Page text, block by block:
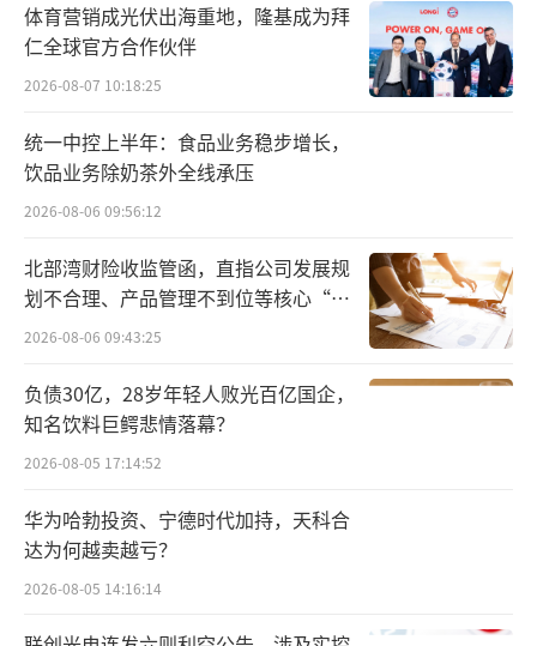
的“高端”调性被中国消费者熟知，戴森一度
成为中产的标志。
破百亿，到了2019年，中国市场已成为戴森最
大的市场。
不得不承认的是，彼时戴森的高溢价有技
术壁垒作为依托，其产品搭载的11万转/分钟的
高速马达，对国内1万转/分钟到2万转/分钟的
“高速马达带来的技术壁垒是戴森高溢价
的底气。”行业分析人士向鳌头财经表
示，“随着中国企业不断进行技术突破，戴森
的技术壁垒已经荡然无存。”
先来看高速马达技术，以国产品牌追觅为
体育营销成光伏出海重地，隆基成为拜
仁全球官方合作伙伴
2026-08-07 10:18:25
统一中控上半年：食品业务稳步增长，
饮品业务除奶茶外全线承压
2026-08-06 09:56:12
北部湾财险收监管函，直指公司发展规
划不合理、产品管理不到位等核心“痛
点”
2026-08-06 09:43:25
负债30亿，28岁年轻人败光百亿国企，
知名饮料巨鳄悲情落幕？
2026-08-05 17:14:52
华为哈勃投资、宁德时代加持，天科合
达为何越卖越亏？
2026-08-05 14:16:14